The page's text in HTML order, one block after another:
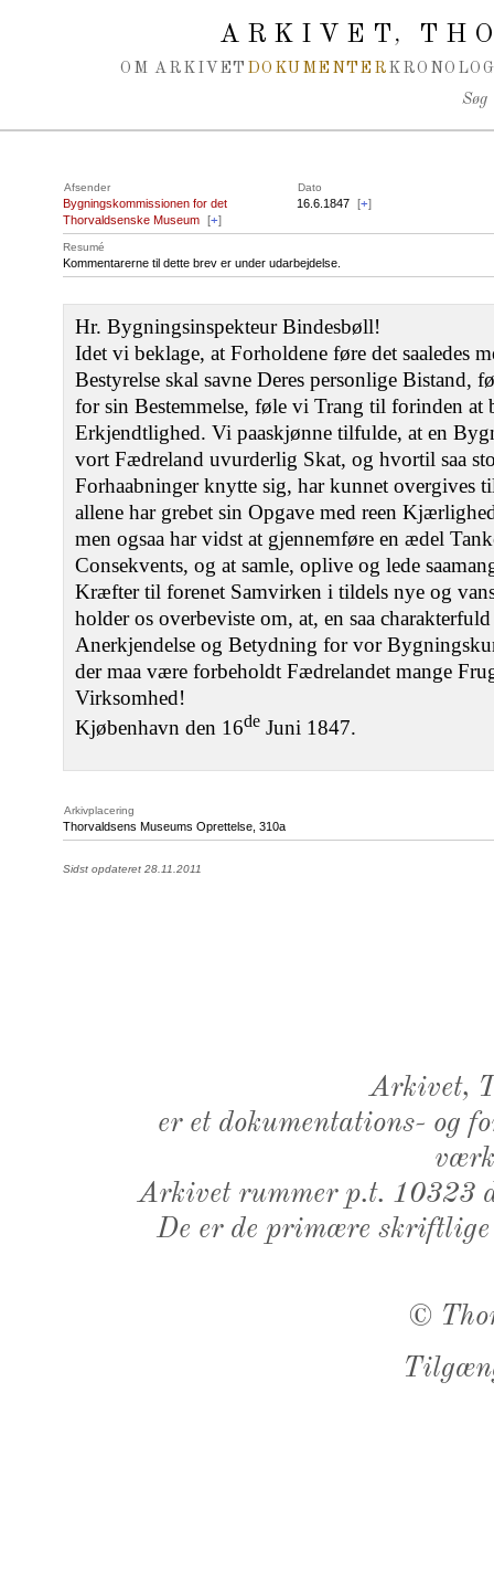
ARKIVET,
OM ARKIVET DOKUMENTER
Søg
Afsender Dato
Bygningskommissionen for det
Thorvaldsenske Museum
[+]
16.6.1847 [+]
Resumé
Kommentarerne til dette brev er under udarbejdelse.
Hr. Bygningsinspekteur Bindesbøll!
Idet vi beklage, at Forholdene føre det saaledes
Bestyrelse skal savne Deres personlige Bistand,
for sin Bestemmelse, føle vi Trang til forinden at
Erkjendtlighed. Vi paaskjønne tilfulde, at en
vort Fædreland uvurderlig Skat, og hvortil saa
Forhaabninger knytte sig, har kunnet overgives
allene har grebet sin Opgave med reen
men ogsaa har vidst at gjennemføre en ædel
Consekvents, og at samle, oplive og lede
Kræfter til forenet Samvirken i tildels nye og
holder os overbeviste om, at, en saa
Anerkjendelse og Betydning for vor
der maa være forbeholdt Fædrelandet mange
Virksomhed!
Kjøbenhavn den 16de Juni 1847.
Arkivplacering
Thorvaldsens Museums Oprettelse, 310a
Sidst opdateret 28.11.2011
Arkivet,
er et dokumentations- og
Arkivet rummer p.t. 10323
De er de primære
©